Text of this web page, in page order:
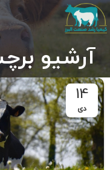
آرشیو
14
دی